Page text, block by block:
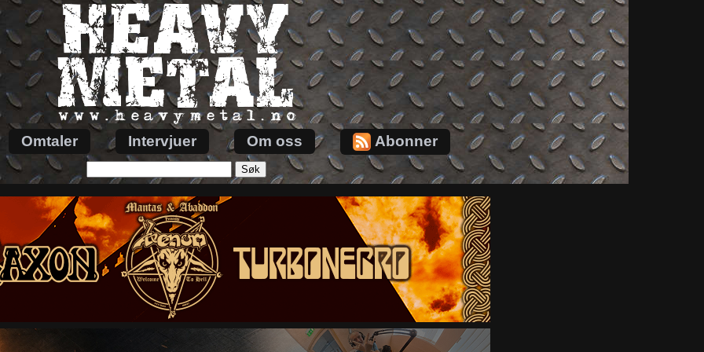
Omtaler Intervjuer Om oss Abonner
etter: